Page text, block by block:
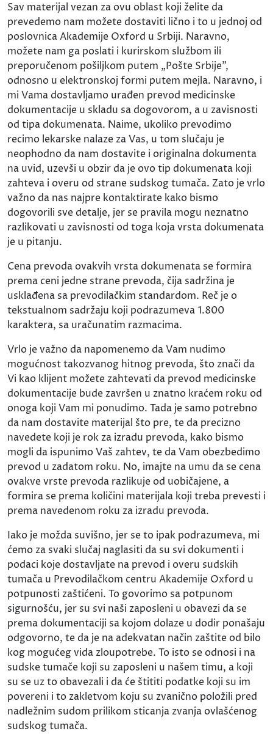
Sav materijal vezan za ovu oblast koji želite da
prevedemo nam možete dostaviti lično i to u jednoj od
poslovnica Akademije Oxford u Srbiji. Naravno,
možete nam ga poslati i kurirskom službom ili
preporučenom pošiljkom putem „Pošte Srbije”,
odnosno u elektronskoj formi putem mejla. Naravno, i
mi Vama dostavljamo urađen prevod medicinske
dokumentacije u skladu sa dogovorom, a u zavisnosti
od tipa dokumenata. Naime, ukoliko prevodimo
recimo lekarske nalaze za Vas, u tom slučaju je
neophodno da nam dostavite i originalna dokumenta
na uvid, uzevši u obzir da je ovo tip dokumenata koji
zahteva i overu od strane sudskog tumača. Zato je vrlo
važno da nas najpre kontaktirate kako bismo
dogovorili sve detalje, jer se pravila mogu neznatno
razlikovati u zavisnosti od toga koja vrsta dokumenata
je u pitanju.
Cena prevoda ovakvih vrsta dokumenata se formira
prema ceni jedne strane prevoda, čija sadržina je
usklađena sa prevodilačkim standardom. Reč je o
tekstualnom sadržaju koji podrazumeva 1.800
karaktera, sa uračunatim razmacima.
Vrlo je važno da napomenemo da Vam nudimo
mogućnost takozvanog hitnog prevoda, što znači da
Vi kao klijent možete zahtevati da prevod medicinske
dokumentacije bude završen u znatno kraćem roku od
onoga koji Vam mi ponudimo. Tada je samo potrebno
da nam dostavite materijal što pre, te da precizno
navedete koji je rok za izradu prevoda, kako bismo
mogli da ispunimo Vaš zahtev, te da Vam obezbedimo
prevod u zadatom roku. No, imajte na umu da se cena
ovakve vrste prevoda razlikuje od uobičajene, a
formira se prema količini materijala koji treba prevesti i
prema navedenom roku za izradu prevoda.
Iako je možda suvišno, jer se to ipak podrazumeva, mi
ćemo za svaki slučaj naglasiti da su svi dokumenti i
podaci koje dostavljate na prevod i overu sudskih
tumača u Prevodilačkom centru Akademije Oxford u
potpunosti zaštićeni. To govorimo sa potpunom
sigurnošću, jer su svi naši zaposleni u obavezi da se
prema dokumentaciji sa kojom dolaze u dodir ponašaju
odgovorno, te da je na adekvatan način zaštite od bilo
kog mogućeg vida zloupotrebe. To isto se odnosi i na
sudske tumače koji su zaposleni u našem timu, a koji
su se uz to obavezali i da će štititi podatke koji su im
povereni i to zakletvom koju su zvanično položili pred
nadležnim sudom prilikom sticanja zvanja ovlašćenog
sudskog tumača.